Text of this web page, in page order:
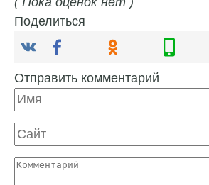
Поделиться
Отправить комментарий
Имя
Сайт
Комментарий